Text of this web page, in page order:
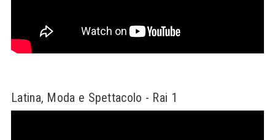
Latina, Moda e Spettacolo - Rai 1